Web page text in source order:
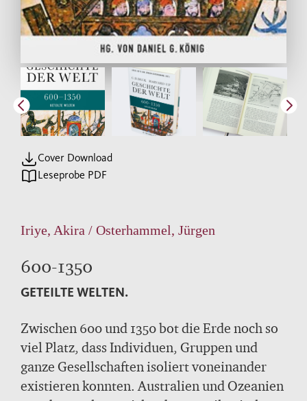
Cover Download
Leseprobe PDF
Iriye, Akira / Osterhammel, Jürgen
600-1350
GETEILTE WELTEN.
Zwischen 600 und 1350 bot die Erde noch so
viel Platz, dass Individuen, Gruppen und
ganze Gesellschaften isoliert voneinander
existieren konnten. Australien und Ozeanien